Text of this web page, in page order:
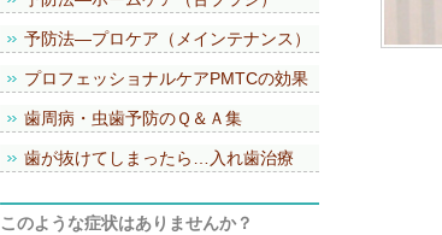
予防法―プロケア（メインテナンス）
プロフェッショナルケアPMTCの効果
歯周病・虫歯予防のＱ＆Ａ集
歯が抜けてしまったら…入れ歯治療
このような症状はありませんか？